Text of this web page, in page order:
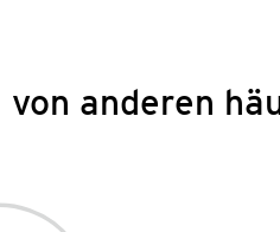
von anderen